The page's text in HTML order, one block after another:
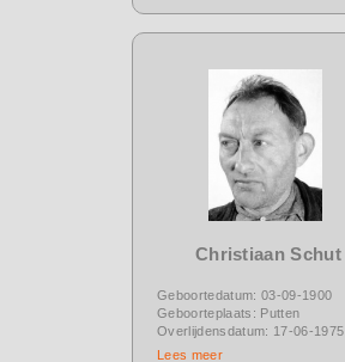
Christiaan Schut
Geboortedatum: 03-09-1900
Geboorteplaats: Putten
Overlijdensdatum: 17-06-1975
Lees meer